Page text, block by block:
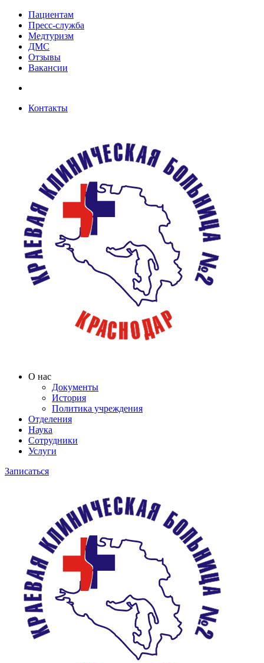
Пациентам
Пресс-служба
Медтуризм
ДМС
Отзывы
Вакансии
Контакты
О нас
Документы
История
Политика учреждения
Отделения
Наука
Сотрудники
Услуги
Записаться